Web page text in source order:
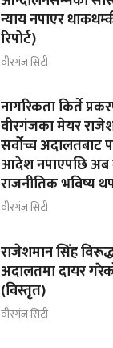
न्याय नपाएर
रिपाेर्ट)
वीरगंज सिटी
नागरिकता किर्ते
वीरगंजका मेयर
सर्वोच्च अदालतबाट
आदेश नपाएपछि अब
राजनीतिक भविष्य
वीरगंज सिटी
राजेशमान सिंह
अदालतमा दायर
(विस्तृत)
वीरगंज सिटी